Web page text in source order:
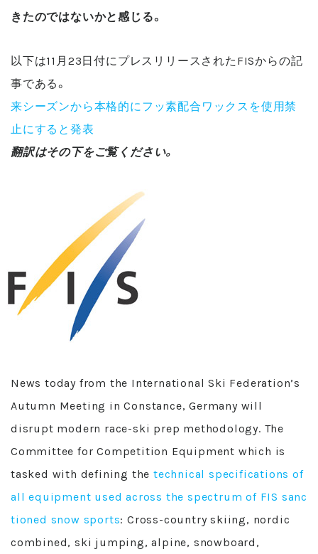
きたのではないかと感じる。
以下は11月23日付にプレスリリースされたFISからの記
事である。
来シーズンから本格的にフッ素配合ワックスを使用禁
止にすると発表
翻訳はその下をご覧ください。
News today from the International Ski Federation’s
Autumn Meeting in Constance, Germany will
disrupt modern race-ski prep methodology. The
Committee for Competition Equipment which is
tasked with defining the technical specifications of
all equipment used across the spectrum of FIS sanc
tioned snow sports: Cross-country skiing, nordic
combined, ski jumping, alpine, snowboard,